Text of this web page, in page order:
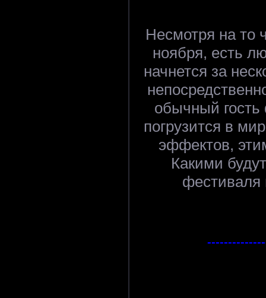
Несмотря на то
ноября, есть
начнется за
обычный
погрузится в
эффектов,
Какими
фестиваля